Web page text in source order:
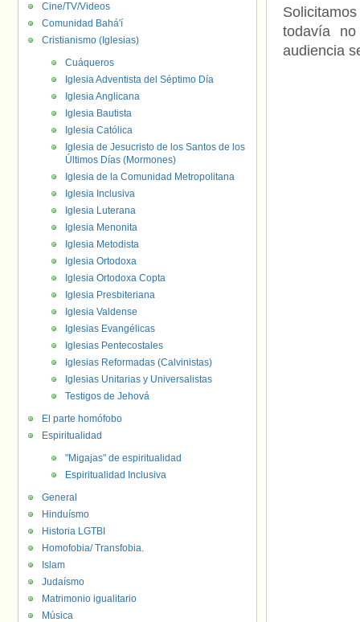
todavía
audiencia
Cine/TV/Videos
Comunidad Bahá'í
Cristianismo (Iglesias)
Cuáqueros
Iglesia Adventista del Séptimo Día
Iglesia Anglicana
Iglesia Bautista
Iglesia Católica
Iglesia de Jesucristo de los Santos de los
Últimos Días (Mormones)
Iglesia de la Comunidad Metropolitana
Iglesia Inclusiva
Iglesia Luterana
Iglesia Menonita
Iglesia Metodista
Iglesia Ortodoxa
Iglesia Ortodoxa Copta
Iglesia Presbiteriana
Iglesia Valdense
Iglesias Evangélicas
Iglesias Pentecostales
Iglesias Reformadas (Calvinistas)
Iglesias Unitarias y Universalistas
Testigos de Jehová
El parte homófobo
Espiritualidad
"Migajas" de espiritualidad
Espiritualidad Inclusiva
General
Hinduísmo
Historia LGTBI
Homofobia/ Transfobia.
Islam
Judaísmo
Matrimonio igualitario
Música